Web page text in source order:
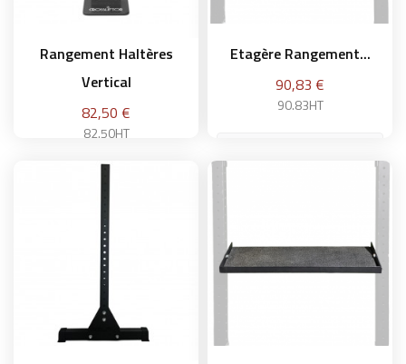
Rangement Haltères
Vertical
Prix
82,50 €
82.50HT
Ajouter au panier
Etagère Rangement...
Prix
90,83 €
90.83HT